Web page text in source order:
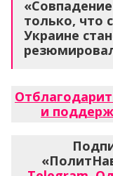
и
Telegram,